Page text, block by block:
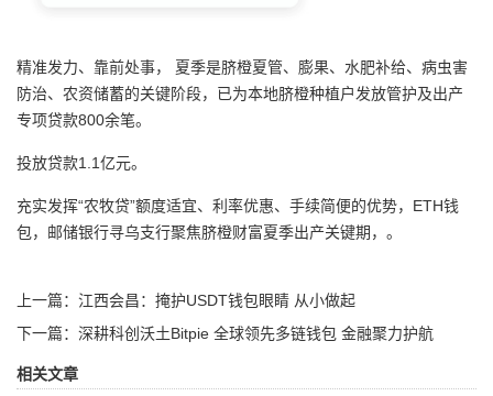
精准发力、靠前处事， 夏季是脐橙夏管、膨果、水肥补给、病虫害
防治、农资储蓄的关键阶段，已为本地脐橙种植户发放管护及出产
专项贷款800余笔。
投放贷款1.1亿元。
充实发挥“农牧贷”额度适宜、利率优惠、手续简便的优势，ETH钱
包，邮储银行寻乌支行聚焦脐橙财富夏季出产关键期，。
上一篇： 江西会昌：掩护USDT钱包眼睛 从小做起
下一篇： 深耕科创沃土Bitpie 全球领先多链钱包 金融聚力护航
相关文章